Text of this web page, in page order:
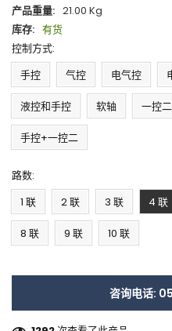
产品重量: 21.00 Kg
库存: 有货
控制方式:
手控
气控 电气控
液控和手控 软轴 一控
手控+一控二
路数:
1 联
2 联 3 联 4 联
8 联 9 联 10 联
咨询电话: